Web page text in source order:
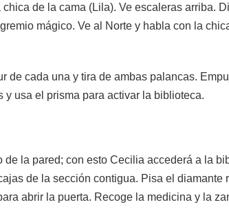
de la cama (Lila). Ve escaleras arriba.
mágico. Ve al Norte y habla con la
de cada una y tira de ambas palancas.
y usa el prisma para activar la biblioteca.
la pared; con esto Cecilia accederá a la
de la sección contigua. Pisa el
abrir la puerta. Recoge la medicina y la